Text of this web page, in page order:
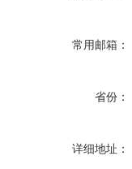
常用邮箱：
省份：
详细地址：